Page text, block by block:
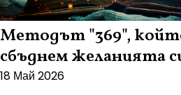
Методът "369",
сбъднем желанията
18 Май 2026